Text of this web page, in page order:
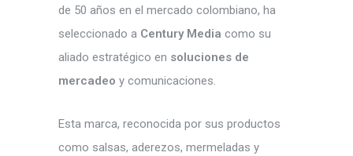
de 50 años en el mercado colombiano, ha
seleccionado a Century Media como su
aliado estratégico en soluciones de
mercadeo y comunicaciones.
Esta marca, reconocida por sus productos
como salsas, aderezos, mermeladas y